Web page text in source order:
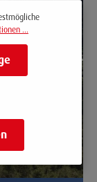
...